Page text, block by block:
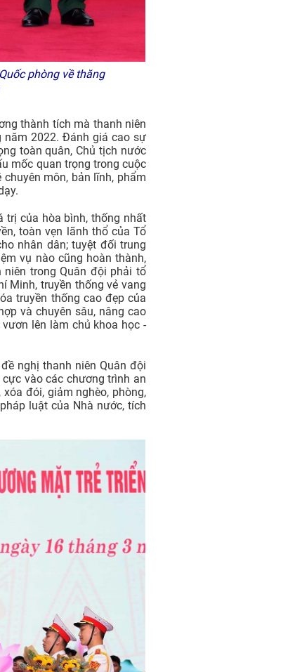
phòng về thăng
thành tích mà thanh niên
năm 2022. Đánh giá cao sự
toàn quân, Chủ tịch nước
mốc quan trọng trong cuộc
môn, bản lĩnh, phẩm
trị của hòa bình, thống nhất
toàn vẹn lãnh thổ của Tổ
nhân dân; tuyệt đối trung
vụ nào cũng hoàn thành,
trong Quân đội phải tổ
Minh, truyền thống vẻ vang
truyền thống cao đẹp của
và chuyên sâu, nâng cao
lên làm chủ khoa học -
nghị thanh niên Quân đội
vào các chương trình an
đói, giảm nghèo, phòng,
luật của Nhà nước, tích